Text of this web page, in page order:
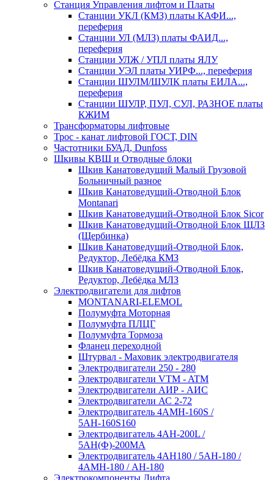
Станция Управления лифтом и Платы
Станции УКЛ (КМЗ) платы КАФИ...,
переферия
Станции УЛ (МЛЗ) платы ФАИД...,
переферия
Станции УЛЖ / УПЛ платы ЯЛУ
Станции УЭЛ платы УИРФ..., переферия
Станции ШУЛМ/ШУЛК платы ЕИЛА...,
переферия
Станции ШУЛР, ПУЛ, СУЛ, РАЗНОЕ платы
КЖИМ
Трансформаторы лифтовые
Трос - канат лифтовой ГОСТ, DIN
Частотники БУАД, Dunfoss
Шкивы КВШ и Отводные блоки
Шкив Канатоведущий Малый Грузовой
Больничный разное
Шкив Канатоведущий-Отводной Блок
Montanari
Шкив Канатоведущий-Отводной Блок Sicor
Шкив Канатоведущий-Отводной Блок ЩЛЗ
(Щербинка)
Шкив Канатоведущий-Отводной Блок,
Редуктор, Лебёдка КМЗ
Шкив Канатоведущий-Отводной Блок,
Редуктор, Лебёдка МЛЗ
Электродвигатели для лифтов
MONTANARI-ELEMOL
Полумуфта Моторная
Полумуфта ПЛЦГ
Полумуфта Тормоза
Фланец переходной
Штурвал - Маховик электродвигателя
Электродвигатели 250 - 280
Электродвигатели VTM - ATM
Электродвигатели АИР - АИС
Электродвигатели АС 2-72
Электродвигатель 4АМН-160S /
5АН-160S160
Электродвигатель 4АН-200L /
5АН(Ф)-200МА
Электродвигатель 4АН180 / 5АН-180 /
4АМН-180 / АН-180
Электрокомпоненты Лифта